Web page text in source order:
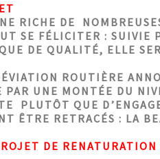
RICHE DE
SE FÉLICITER : SUIVIE
DE QUALITÉ, ELLE
ROUTIÈRE
PAR UNE MONTÉE DU
PLUTÔT QUE
ÊTRE RETRACÉS : LA
DE